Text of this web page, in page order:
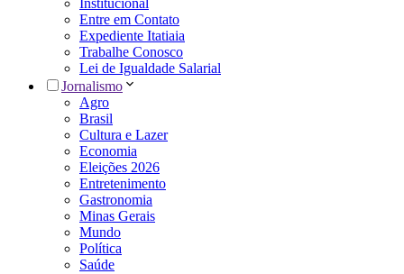
Institucional
Entre em Contato
Expediente Itatiaia
Trabalhe Conosco
Lei de Igualdade Salarial
Jornalismo
Agro
Brasil
Cultura e Lazer
Economia
Eleições 2026
Entretenimento
Gastronomia
Minas Gerais
Mundo
Política
Saúde